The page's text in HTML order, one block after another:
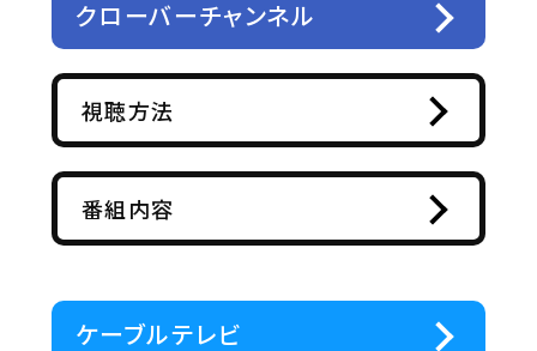
クローバーチャンネル
視聴方法
番組内容
ケーブルテレビ